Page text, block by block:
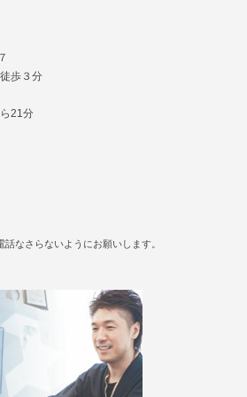
歩３分
21分
話なさらないようにお願いします。